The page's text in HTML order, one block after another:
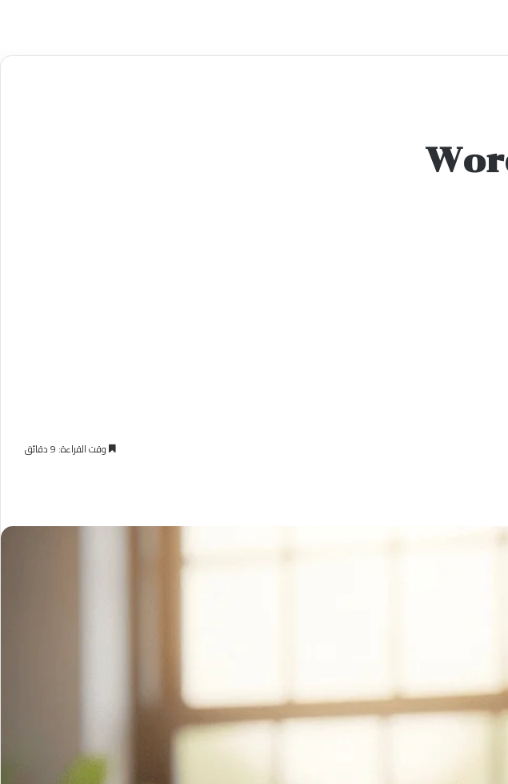
وقت القراءة: 9 دقائق